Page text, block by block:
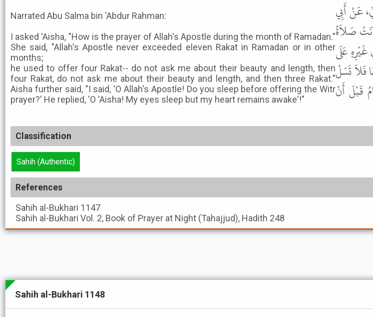
Narrated Abu Salma bin 'Abdur Rahman:
I asked 'Aisha, "How is the prayer of Allah's Apostle during the month of Ramadan."
She said, "Allah's Apostle never exceeded eleven Rakat in Ramadan or in other
months;
he used to offer four Rakat-- do not ask me about their beauty and length, then
four Rakat, do not ask me about their beauty and length, and then three Rakat."
Aisha further said, "I said, 'O Allah's Apostle! Do you sleep before offering the Witr
prayer?' He replied, 'O 'Aisha! My eyes sleep but my heart remains awake'!"
عَنْ أَبِي
صَلاَةُ
عَلَى
فَلاَ تَسَلْ
قَبْلَ أَنْ
Classification
Sahih (Authentic)
References
Sahih al-Bukhari 1147
Sahih al-Bukhari Vol. 2, Book of Prayer at Night (Tahajjud), Hadith 248
Sahih al-Bukhari 1148